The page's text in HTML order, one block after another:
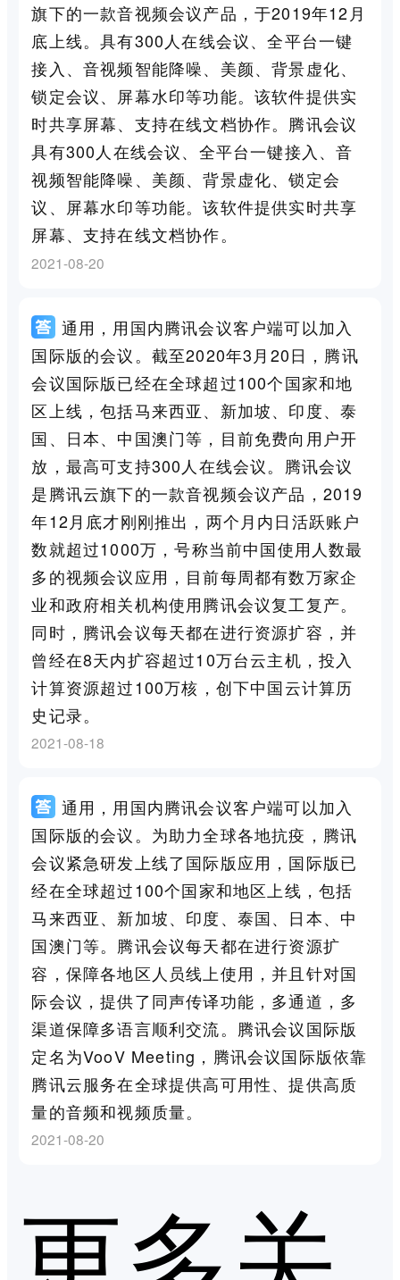
旗下的一款音视频会议产品，于2019年12月
底上线。具有300人在线会议、全平台一键
接入、音视频智能降噪、美颜、背景虚化、
锁定会议、屏幕水印等功能。该软件提供实
时共享屏幕、支持在线文档协作。腾讯会议
具有300人在线会议、全平台一键接入、音
视频智能降噪、美颜、背景虚化、锁定会
议、屏幕水印等功能。该软件提供实时共享
屏幕、支持在线文档协作。
2021-08-20
通用，用国内腾讯会议客户端可以加入
国际版的会议。截至2020年3月20日，腾讯
会议国际版已经在全球超过100个国家和地
区上线，包括马来西亚、新加坡、印度、泰
国、日本、中国澳门等，目前免费向用户开
放，最高可支持300人在线会议。腾讯会议
是腾讯云旗下的一款音视频会议产品，2019
年12月底才刚刚推出，两个月内日活跃账户
数就超过1000万，号称当前中国使用人数最
多的视频会议应用，目前每周都有数万家企
业和政府相关机构使用腾讯会议复工复产。
同时，腾讯会议每天都在进行资源扩容，并
曾经在8天内扩容超过10万台云主机，投入
计算资源超过100万核，创下中国云计算历
史记录。
2021-08-18
通用，用国内腾讯会议客户端可以加入
国际版的会议。为助力全球各地抗疫，腾讯
会议紧急研发上线了国际版应用，国际版已
经在全球超过100个国家和地区上线，包括
马来西亚、新加坡、印度、泰国、日本、中
国澳门等。腾讯会议每天都在进行资源扩
容，保障各地区人员线上使用，并且针对国
际会议，提供了同声传译功能，多通道，多
渠道保障多语言顺利交流。腾讯会议国际版
定名为VooV Meeting，腾讯会议国际版依靠
腾讯云服务在全球提供高可用性、提供高质
量的音频和视频质量。
2021-08-20